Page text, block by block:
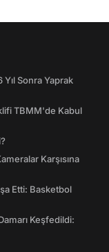
Yıl Sonra Yaprak
TBMM'de Kabul
Karşısına
Etti: Basketbol
Keşfedildi: